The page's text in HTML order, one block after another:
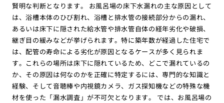
賢明な判断となります。 お風呂場の床下水漏れの主な原因として
は、浴槽本体のひび割れ、浴槽と排水管の接続部分からの漏れ、
あるいは床下に隠された給水管や排水管自体の経年劣化や破損、
継ぎ目の緩みなどが挙げられます。特に築年数が経過した住宅で
は、配管の寿命による劣化が原因となるケースが多く見られま
す。これらの場所は床下に隠れているため、どこで漏れているの
か、その原因は何なのかを正確に特定するには、専門的な知識と
経験、そして音聴棒や内視鏡カメラ、ガス探知機などの特殊な機
材を使った「漏水調査」が不可欠となります。 では、お風呂場の